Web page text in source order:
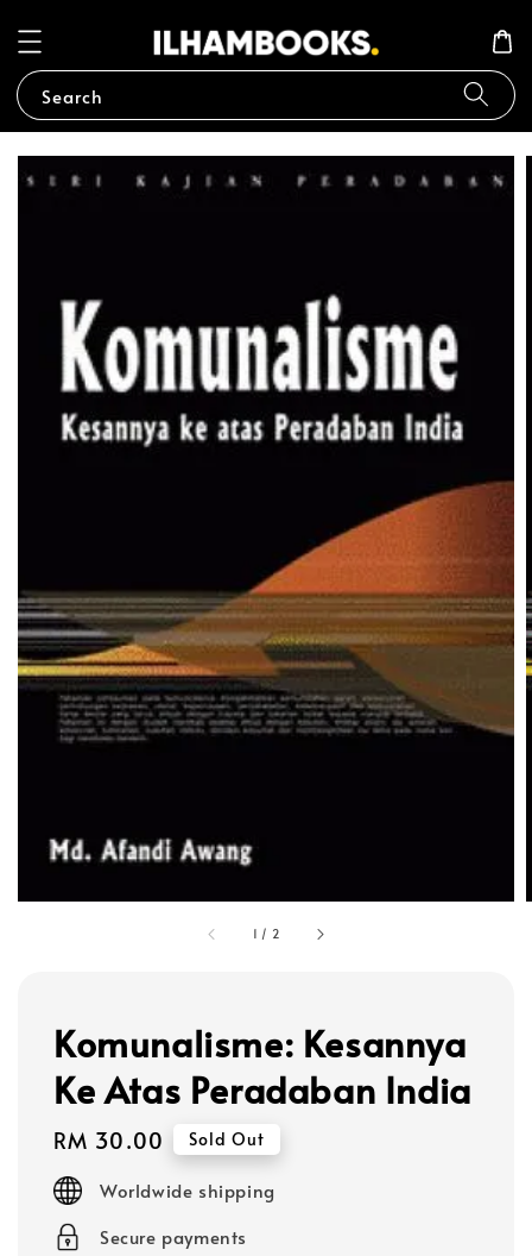
Search
1 / 2
Komunalisme: Kesannya
Ke Atas Peradaban India
Regular
price
RM 30.00 Sold Out
Worldwide shipping
Secure payments